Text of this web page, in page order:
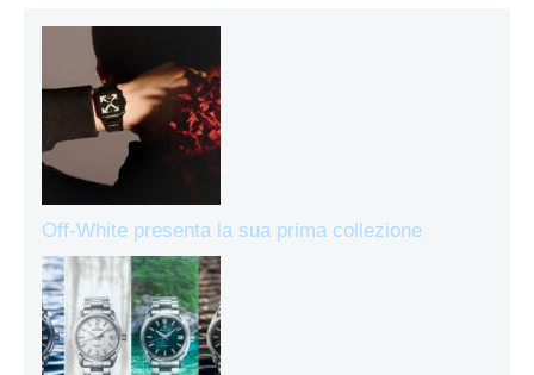
Off-White presenta la sua prima collezione